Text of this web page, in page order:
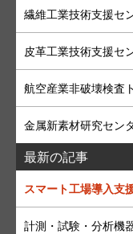
繊維工業技術支援セ
皮革工業技術支援セ
航空産業非破壊検査
金属新素材研究セン
最新の記事
スマート工場導入支
計測・試験・分析機